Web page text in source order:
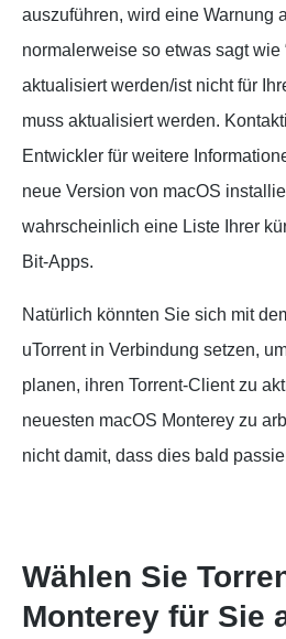
auszuführen, wird eine Warnung
normalerweise so etwas sagt wie
aktualisiert werden/ist nicht für
muss aktualisiert werden.
Entwickler für weitere
neue Version von macOS
wahrscheinlich eine Liste Ihrer
Bit-Apps.
Natürlich könnten Sie sich mit
uTorrent in Verbindung setzen,
planen, ihren Torrent-Client zu
neuesten macOS Monterey zu
nicht damit, dass dies bald
Wählen Sie
Monterey für Sie